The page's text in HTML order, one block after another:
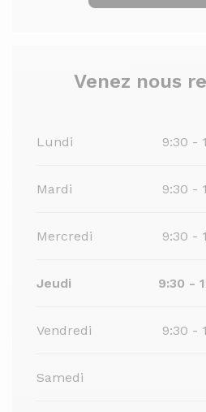
Venez nous
Lundi 9:30 -
Mardi 9:30 -
Mercredi 9:30 -
Jeudi 9:30 -
Vendredi 9:30 -
Samedi